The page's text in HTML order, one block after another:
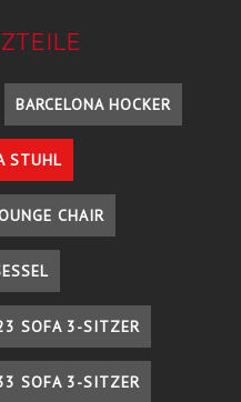
BARCELONA HOCKER
STUHL
CHAIR
SOFA 3-SITZER
SOFA 3-SITZER